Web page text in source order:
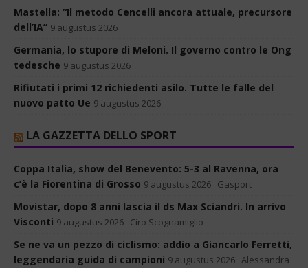
Mastella: “Il metodo Cencelli ancora attuale, precursore
dell’IA” 9 augustus 2026
Germania, lo stupore di Meloni. Il governo contro le Ong
tedesche 9 augustus 2026
Rifiutati i primi 12 richiedenti asilo. Tutte le falle del
nuovo patto Ue 9 augustus 2026
LA GAZZETTA DELLO SPORT
Coppa Italia, show del Benevento: 5-3 al Ravenna, ora
c’è la Fiorentina di Grosso 9 augustus 2026 Gasport
Movistar, dopo 8 anni lascia il ds Max Sciandri. In arrivo
Visconti 9 augustus 2026 Ciro Scognamiglio
Se ne va un pezzo di ciclismo: addio a Giancarlo Ferretti,
leggendaria guida di campioni 9 augustus 2026 Alessandra